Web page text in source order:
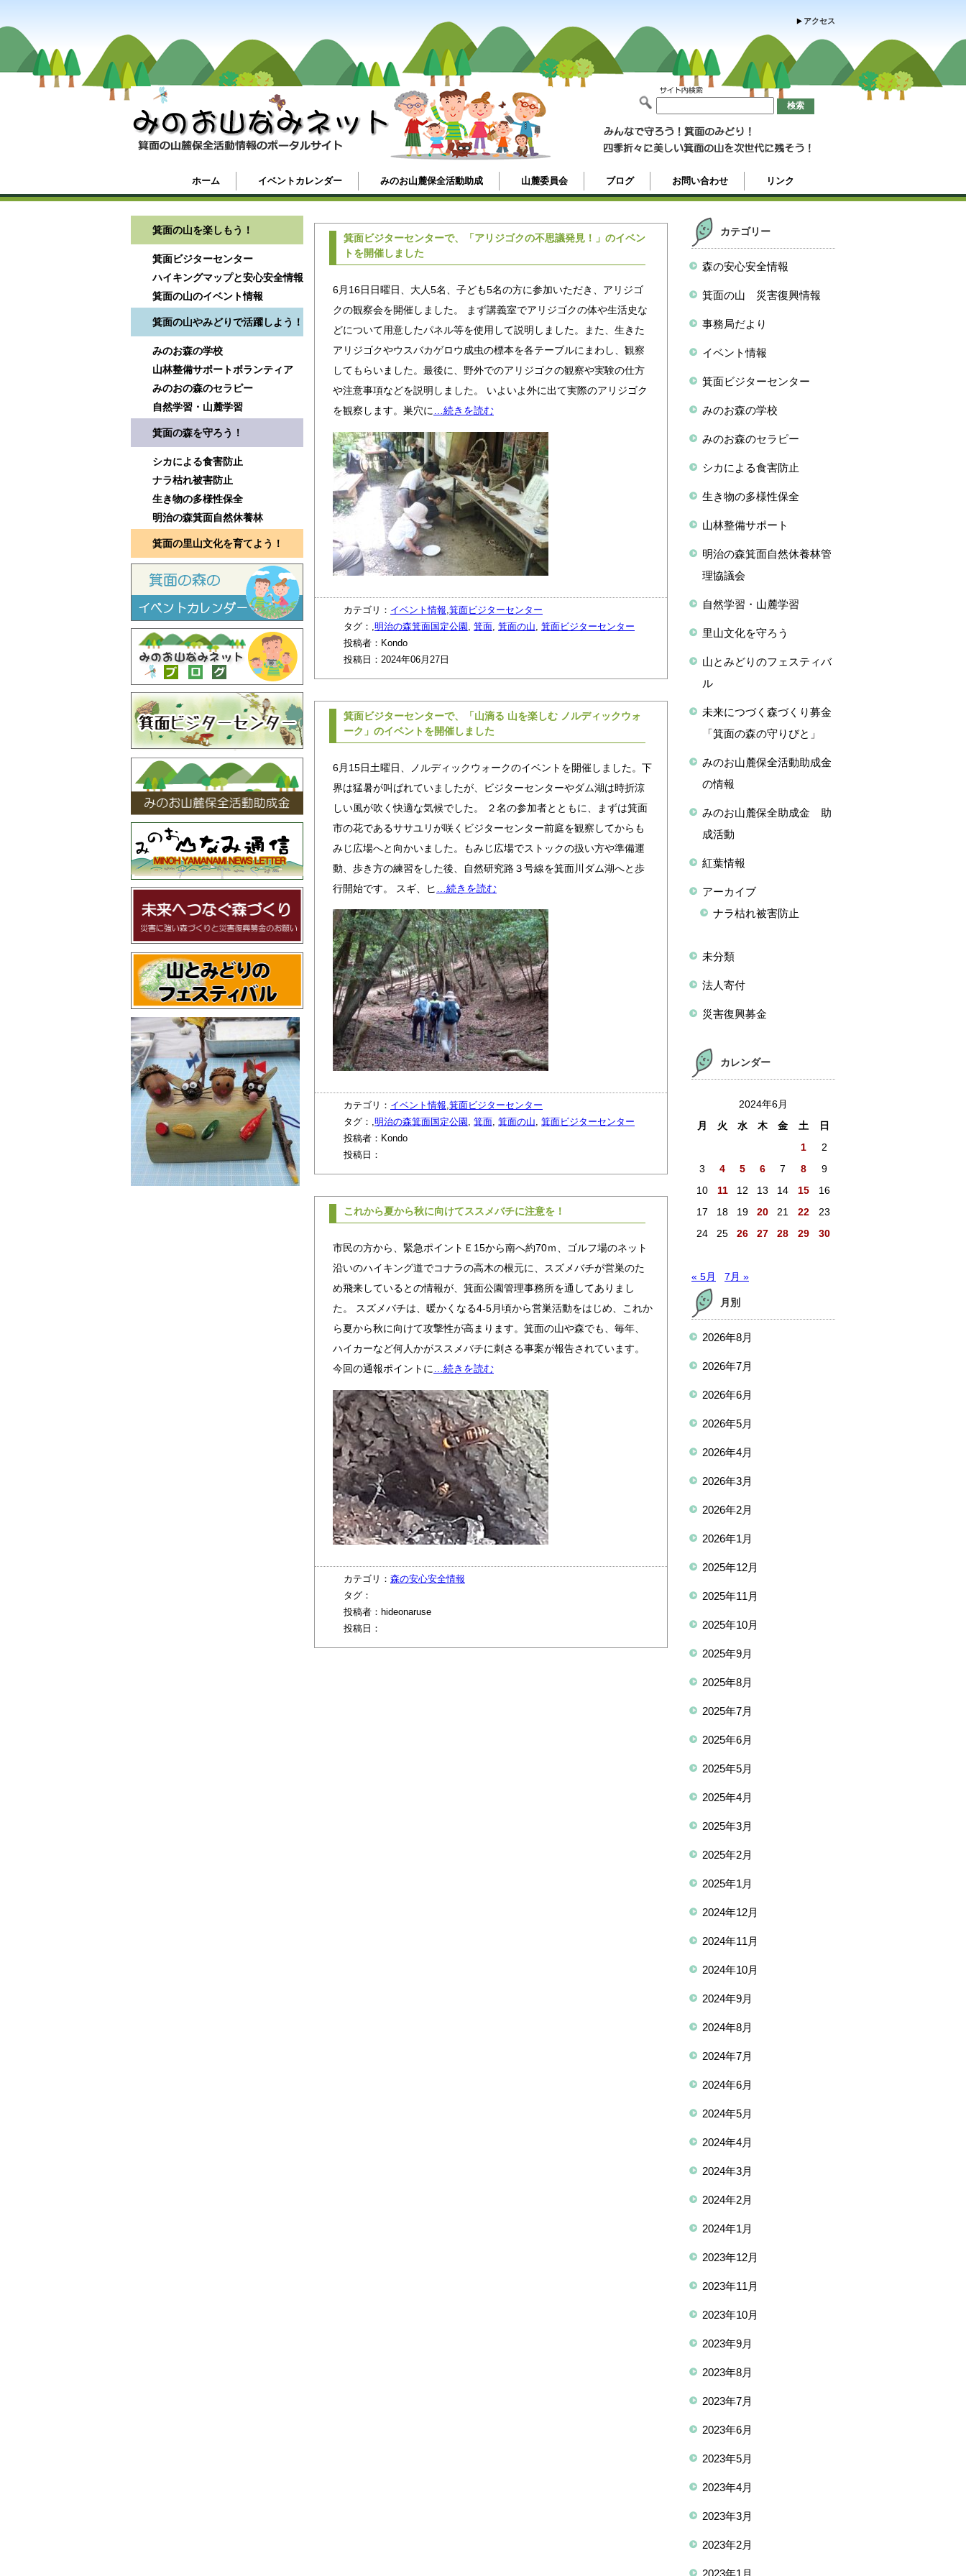
アクセス
ホーム イベントカレンダー みのお山麓保全活動助成 山麓委員会 ブログ お問い合わせ リンク
箕面の山を楽しもう！
箕面ビジターセンター
ハイキングマップと安心安全情報
箕面の山のイベント情報
箕面の山やみどりで活躍しよう！
みのお森の学校
山林整備サポートボランティア
みのおの森のセラピー
自然学習・山麓学習
箕面の森を守ろう！
シカによる食害防止
ナラ枯れ被害防止
生き物の多様性保全
明治の森箕面自然休養林
箕面の里山文化を育てよう！
箕面ビジターセンターで、「アリジゴクの不思議発見！」のイベン
トを開催しました
6月16日日曜日、大人5名、子ども5名の方に参加いただき、アリジゴ
クの観察会を開催しました。 まず講義室でアリジゴクの体や生活史な
どについて用意したパネル等を使用して説明しました。また、生きた
アリジゴクやウスバカゲロウ成虫の標本を各テーブルにまわし、観察
してもらいました。最後に、野外でのアリジゴクの観察や実験の仕方
や注意事項などを説明しました。 いよいよ外に出て実際のアリジゴク
を観察します。巣穴に
…続きを読む
カテゴリ： イベント情報 箕面ビジターセンター
タグ：, 明治の森箕面国定公園 箕面 箕面の山 箕面ビジターセンター
投稿者：Kondo
投稿日：2024年06月27日
箕面ビジターセンターで、「山滴る 山を楽しむ ノルディックウォ
ーク」のイベントを開催しました
6月15日土曜日、ノルディックウォークのイベントを開催しました。下
界は猛暑が叫ばれていましたが、ビジターセンターやダム湖は時折涼
しい風が吹く快適な気候でした。 ２名の参加者とともに、まずは箕面
市の花であるササユリが咲くビジターセンター前庭を観察してからも
みじ広場へと向かいました。もみじ広場でストックの扱い方や準備運
動、歩き方の練習をした後、自然研究路３号線を箕面川ダム湖へと歩
行開始です。 スギ、ヒ
…続きを読む
カテゴリ： イベント情報,箕面ビジターセンター
タグ：,明治の森箕面国定公園 , 箕面, 箕面の山, 箕面ビジターセンター
投稿者：Kondo
投稿日：
これから夏から秋に向けてススメバチに注意を！
市民の方から、緊急ポイントＥ15から南へ約70ｍ、ゴルフ場のネット
沿いのハイキング道でコナラの高木の根元に、スズメバチが営巣のた
め飛来しているとの情報が、箕面公園管理事務所を通してありまし
た。 スズメバチは、暖かくなる4-5月頃から営巣活動をはじめ、これか
ら夏から秋に向けて攻撃性が高まります。箕面の山や森でも、毎年、
ハイカーなど何人かがススメバチに刺さる事案が報告されています。
今回の通報ポイントに
…続きを読む
カテゴリ： 森の安心安全情報
タグ：
投稿者：hideonaruse
投稿日：
カテゴリー
森の安心安全情報
箕面の山 災害復興情報
事務局だより
イベント情報
箕面ビジターセンター
みのお森の学校
みのお森のセラピー
シカによる食害防止
生き物の多様性保全
山林整備サポート
明治の森箕面自然休養林管
理協議会
自然学習・山麓学習
里山文化を守ろう
山とみどりのフェスティバ
ル
未来につづく森づくり募金
「箕面の森の守りびと」
みのお山麓保全活動助成金
の情報
みのお山麓保全助成金 助
成活動
紅葉情報
アーカイブ
ナラ枯れ被害防止
未分類
法人寄付
災害復興募金
カレンダー
2024年6月
月
火 水 木 金 土
日
1
2
3
4 5 6 7 8
9
10
11 12 13 14 15
16
17
18 19 20 21 22
23
24
25 26 27 28 29 30
« 5月 7月 »
月別
2026年8月
2026年7月
2026年6月
2026年5月
2026年4月
2026年3月
2026年2月
2026年1月
2025年12月
2025年11月
2025年10月
2025年9月
2025年8月
2025年7月
2025年6月
2025年5月
2025年4月
2025年3月
2025年2月
2025年1月
2024年12月
2024年11月
2024年10月
2024年9月
2024年8月
2024年7月
2024年6月
2024年5月
2024年4月
2024年3月
2024年2月
2024年1月
2023年12月
2023年11月
2023年10月
2023年9月
2023年8月
2023年7月
2023年6月
2023年5月
2023年4月
2023年3月
2023年2月
2023年1月